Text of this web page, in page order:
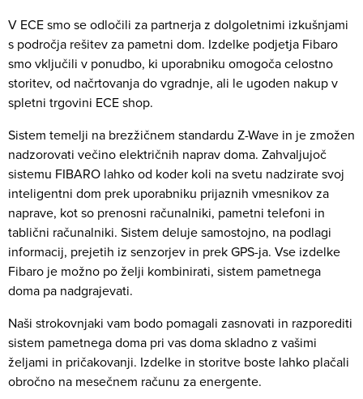
V ECE smo se odločili za partnerja z dolgoletnimi izkušnjami
s področja rešitev za pametni dom. Izdelke podjetja Fibaro
smo vključili v ponudbo, ki uporabniku omogoča celostno
storitev, od načrtovanja do vgradnje, ali le ugoden nakup v
spletni trgovini ECE shop.
Sistem temelji na brezžičnem standardu Z-Wave in je zmožen
nadzorovati večino električnih naprav doma. Zahvaljujoč
sistemu FIBARO lahko od koder koli na svetu nadzirate svoj
inteligentni dom prek uporabniku prijaznih vmesnikov za
naprave, kot so prenosni računalniki, pametni telefoni in
tablični računalniki. Sistem deluje samostojno, na podlagi
informacij, prejetih iz senzorjev in prek GPS-ja. Vse izdelke
Fibaro je možno po želji kombinirati, sistem pametnega
doma pa nadgrajevati.
Naši strokovnjaki vam bodo pomagali zasnovati in razporediti
sistem pametnega doma pri vas doma skladno z vašimi
željami in pričakovanji. Izdelke in storitve boste lahko plačali
obročno na mesečnem računu za energente.